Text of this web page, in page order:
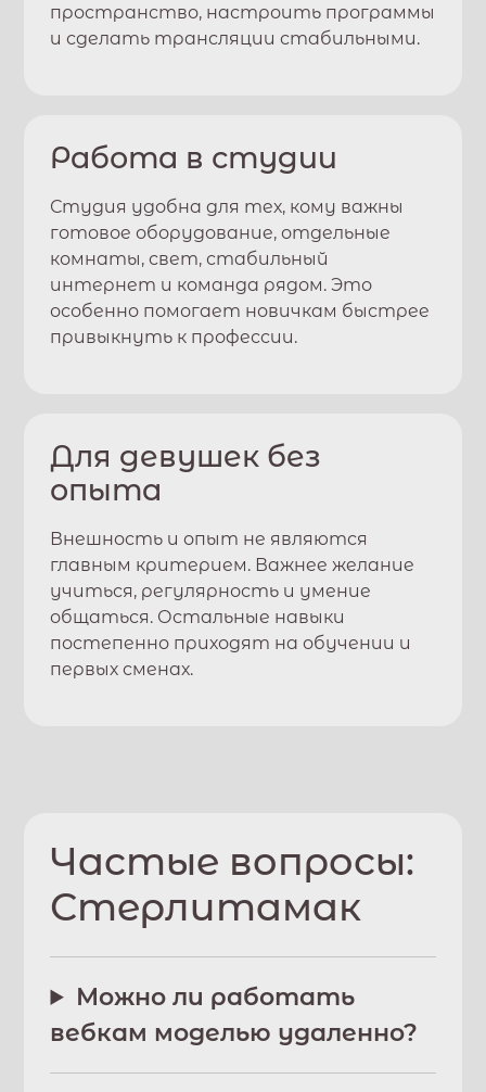
пространство, настроить программы
и сделать трансляции стабильными.
Работа в студии
Студия удобна для тех, кому важны
готовое оборудование, отдельные
комнаты, свет, стабильный
интернет и команда рядом. Это
особенно помогает новичкам быстрее
привыкнуть к профессии.
Для девушек без
опыта
Внешность и опыт не являются
главным критерием. Важнее желание
учиться, регулярность и умение
общаться. Остальные навыки
постепенно приходят на обучении и
первых сменах.
Частые вопросы:
Стерлитамак
Можно ли работать
вебкам моделью удаленно?